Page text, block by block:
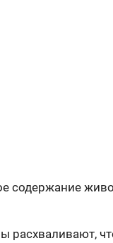
содержание
расхваливают,